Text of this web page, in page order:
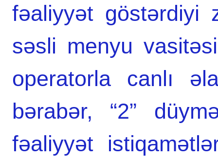
fəaliyyət göstərdiyi
səsli menyu
operatorla canlı
bərabər, “2”
fəaliyyət